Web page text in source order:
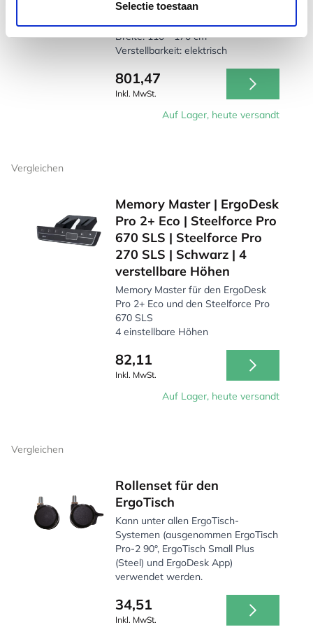
Selectie toestaan
Schreibtischgestell silber
Höhe: 63,5 - 127,5 cm
Breite: 110 - 170 cm
Verstellbarkeit: elektrisch
801,47
Inkl. MwSt.
Auf Lager, heute versandt
Vergleichen
Memory Master | ErgoDesk
Pro 2+ Eco | Steelforce Pro
670 SLS | Steelforce Pro
270 SLS | Schwarz | 4
verstellbare Höhen
Memory Master für den ErgoDesk
Pro 2+ Eco und den Steelforce Pro
670 SLS
4 einstellbare Höhen
82,11
Inkl. MwSt.
Auf Lager, heute versandt
Vergleichen
Rollenset für den
ErgoTisch
Kann unter allen ErgoTisch-
Systemen (ausgenommen ErgoTisch
Pro-2 90°, ErgoTisch Small Plus
(Steel) und ErgoDesk App)
verwendet werden.
34,51
Inkl. MwSt.